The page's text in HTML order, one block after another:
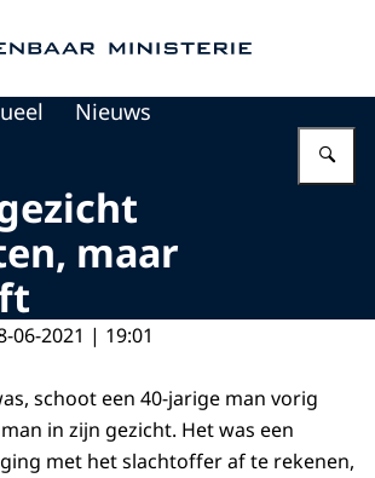
Nieuws
maar
06-2021 | 19:01
schoot een 40-jarige man vorig
in zijn gezicht. Het was een
met het slachtoffer af te rekenen,